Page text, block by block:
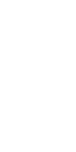
خدمة الصيدلية